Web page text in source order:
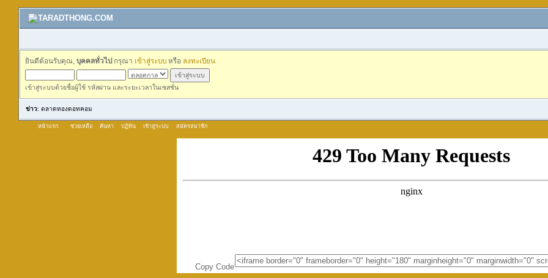
ยินดีต้อนรับคุณ, บุคคลทั่วไป กรุณา เข้าสู่ระบบ หรือ ลงทะเบียน
เข้าสู่ระบบด้วยชื่อผู้ใช้ รหัสผ่าน และระยะเวลาในเซสชั่น
ข่าว: ตลาดทองดอทคอม
หน้าแรก ช่วยเหลือ ค้นหา ปฏิทิน เข้าสู่ระบบ สมัครสมาชิก
Copy Code